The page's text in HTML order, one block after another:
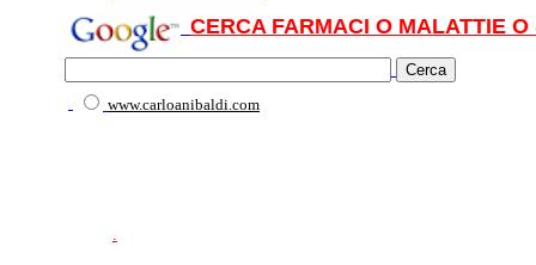
CERCA FARMACI O MALATTIE
www.carloanibaldi.com
.